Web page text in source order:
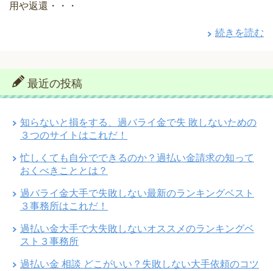
用や返還・・・
続きを読む
最近の投稿
知らないと損をする、過バライ金で失 敗しないための
３つのサイトはこれだ！
忙しくても自分でできるのか？過払い金請求の知って
おくべきこととは？
過バライ金大手で失敗しない最新のランキングベスト
３事務所はこれだ！
過払い金大手で大失敗しないオススメのランキングベ
スト３事務所
過払い金 相談 どこがいい？失敗しない大手依頼のコツ